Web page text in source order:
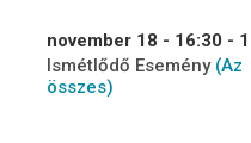
november 18 - 16:30 -
Ismétlődő Esemény (Az
összes)